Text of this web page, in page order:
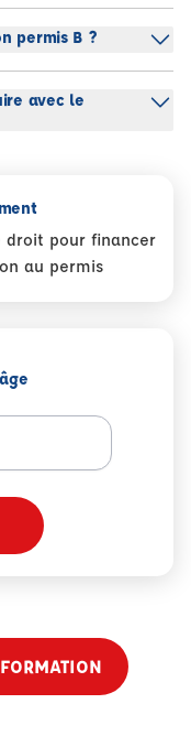
permis B ?
avec le
droit pour financer
au permis